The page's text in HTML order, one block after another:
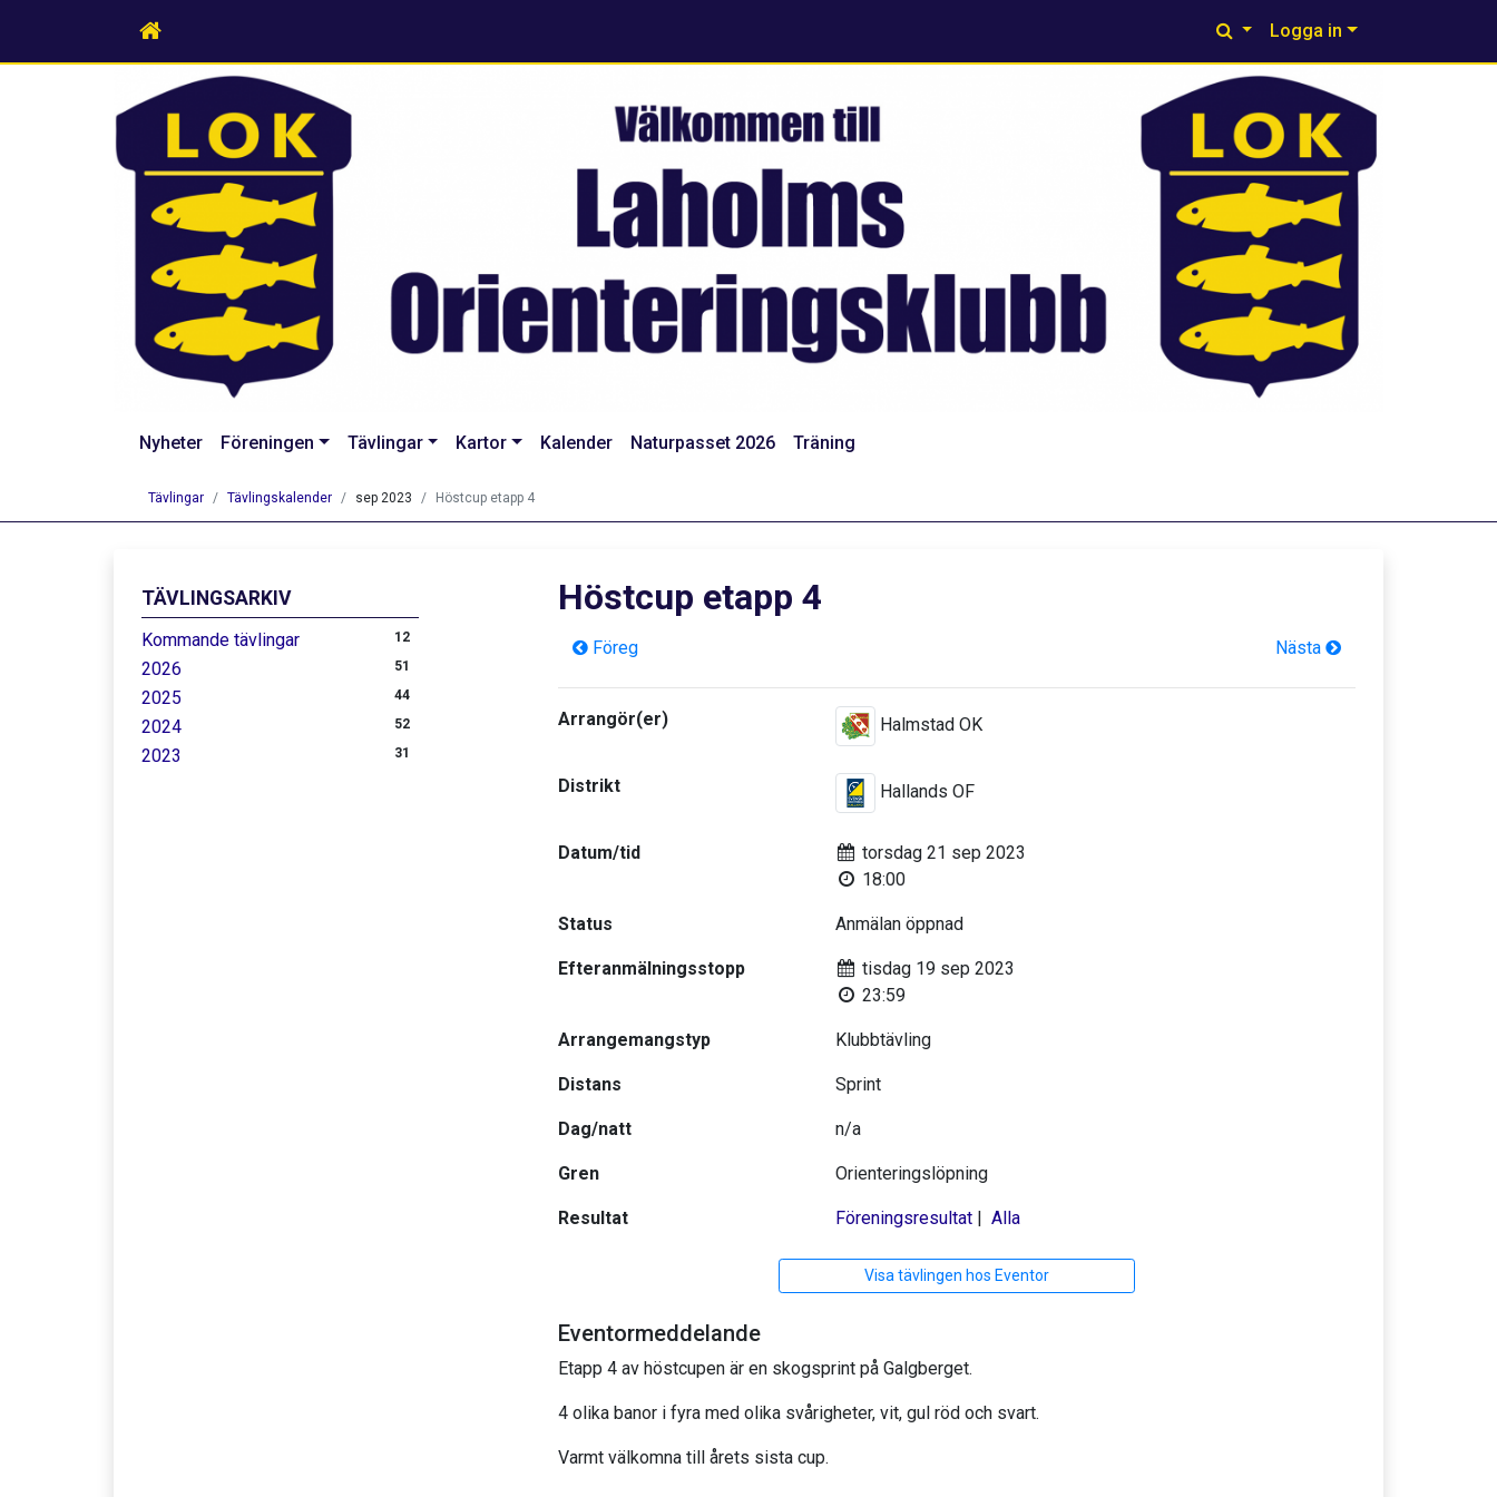
Logga in
Nyheter Föreningen Tävlingar Kartor Kalender Naturpasset 2026 Träning
Tävlingar Tävlingskalender sep 2023 Höstcup etapp 4
TÄVLINGSARKIV
Kommande tävlingar 12
2026 51
2025 44
2024 52
2023 31
Höstcup etapp 4
Föreg Nästa
Arrangör(er) Halmstad OK
Distrikt Hallands OF
Datum/tid
torsdag 21 sep 2023
18:00
Status Anmälan öppnad
Efteranmälningsstopp
tisdag 19 sep 2023
23:59
Arrangemangstyp Klubbtävling
Distans Sprint
Dag/natt n/a
Gren Orienteringslöpning
Resultat Föreningsresultat| Alla
Visa tävlingen hos Eventor
Eventormeddelande
Etapp 4 av höstcupen är en skogsprint på Galgberget.
4 olika banor i fyra med olika svårigheter, vit, gul röd och svart.
Varmt välkomna till årets sista cup.